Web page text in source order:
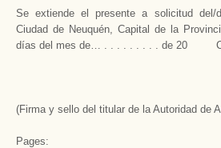
Se extiende el presente a solicitud del/
Ciudad de Neuquén, Capital de la
días del mes de… . . . . . . . . . de 20
(Firma y sello del titular de la Autoridad de
Pages: